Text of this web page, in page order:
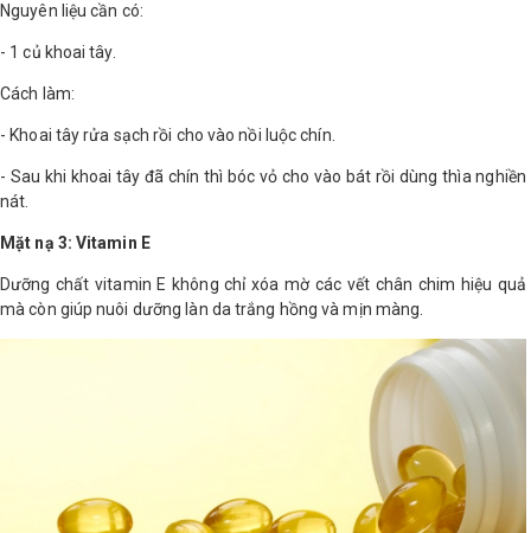
Nguyên liệu cần có:
- 1 củ khoai tây.
Cách làm:
- Khoai tây rửa sạch rồi cho vào nồi luộc chín.
- Sau khi khoai tây đã chín thì bóc vỏ cho vào bát rồi dùng thìa nghiền
nát.
Mặt nạ 3: Vitamin E
Dưỡng chất vitamin E không chỉ xóa mờ các vết chân chim hiệu quả
mà còn giúp nuôi dưỡng làn da trắng hồng và mịn màng.